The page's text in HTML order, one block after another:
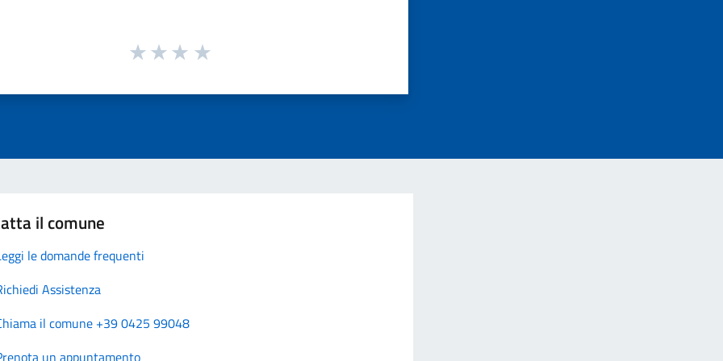
il comune
le domande frequenti
Assistenza
il comune +39 0425 99048
un appuntamento